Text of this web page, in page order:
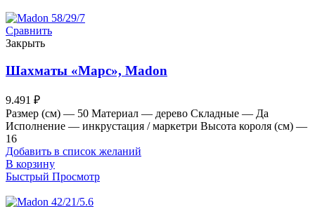
Сравнить
Закрыть
Шахматы «Марс», Madon
9.491 ₽
Размер (см) — 50 Материал — дерево Складные — Да
Исполнение — инкрустация / маркетри Высота короля (см) —
16
Добавить в список желаний
В корзину
Быстрый Просмотр